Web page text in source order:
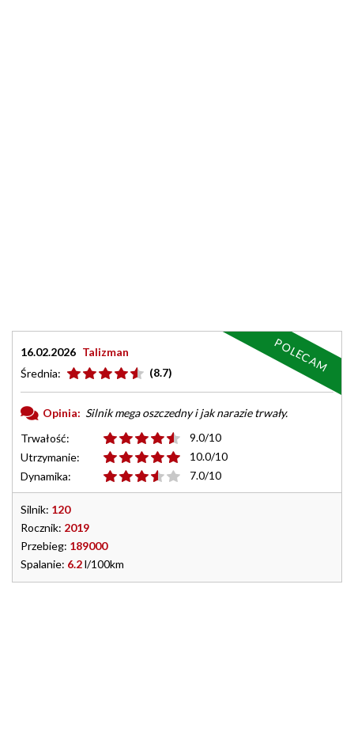
16.02.2026 Talizman
Średnia:
(8.7)
Opinia: Silnik mega oszczedny i jak narazie trwały.
Trwałość:
9.0/10
Utrzymanie:
10.0/10
Dynamika:
7.0/10
Silnik: 120
Rocznik: 2019
Przebieg: 189000
Spalanie: 6.2l/100km
POLECAM